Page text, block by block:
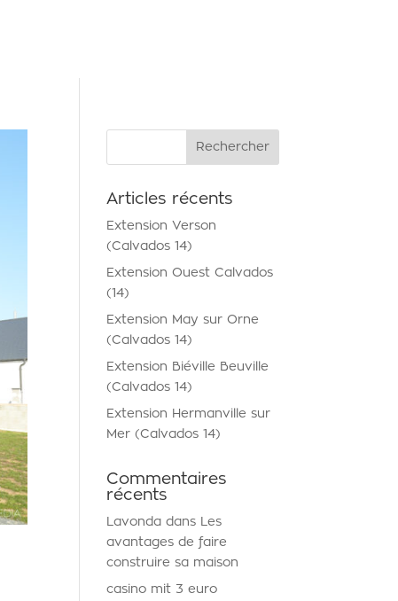
Articles récents
Extension Verson
(Calvados 14)
Extension Ouest Calvados
(14)
Extension May sur Orne
(Calvados 14)
Extension Biéville Beuville
(Calvados 14)
Extension Hermanville sur
Mer (Calvados 14)
Commentaires
récents
Lavonda dans Les
avantages de faire
construire sa maison
casino mit 3 euro